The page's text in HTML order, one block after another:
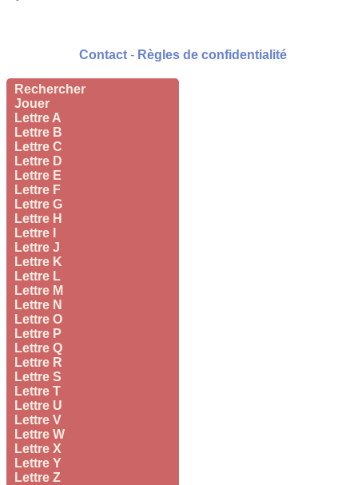
Rechercher
Jouer
Lettre A
Lettre B
Lettre C
Lettre D
Lettre E
Lettre F
Lettre G
Lettre H
Lettre I
Lettre J
Lettre K
Lettre L
Lettre M
Lettre N
Lettre O
Lettre P
Lettre Q
Lettre R
Lettre S
Lettre T
Lettre U
Lettre V
Lettre W
Lettre X
Lettre Y
Lettre Z
Contact - Règles de confidentialité